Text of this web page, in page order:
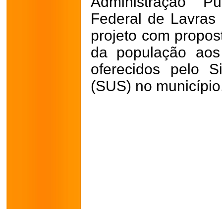
Federal de
projeto com
da população
oferecidos pelo
(SUS) no